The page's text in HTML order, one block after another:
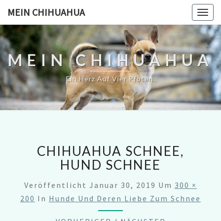
MEIN CHIHUAHUA
MEIN CHIHUAHUA
Ein Herz Auf Vier Pfoten.
CHIHUAHUA SCHNEE,
HUND SCHNEE
Veröffentlicht Januar 30, 2019 Um 300 ×
200 In Hunde Und Deren Liebe Zum Schnee